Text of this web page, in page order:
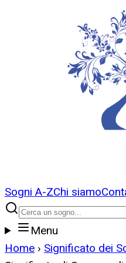
Sogni A-ZChi siamo
Menu
Home › Significato dei